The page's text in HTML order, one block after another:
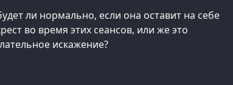
ли нормально, если она оставит на себе
во время этих сеансов, или же это
искажение?